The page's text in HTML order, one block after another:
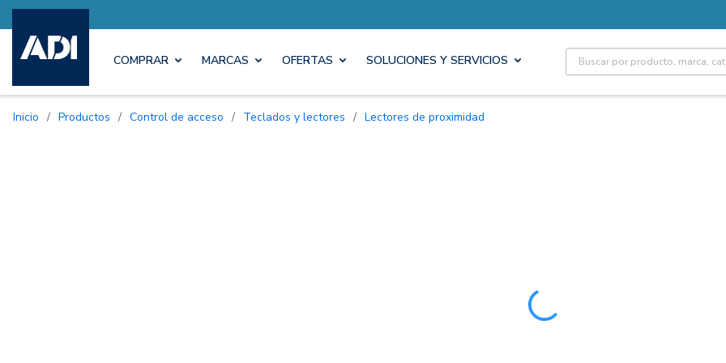
COMPRAR MARCAS OFERTAS SOLUCIONES Y SERVICIOS Site Search
Inicio / Productos / Control de acceso / Teclados y lectores / Lectores de proximidad